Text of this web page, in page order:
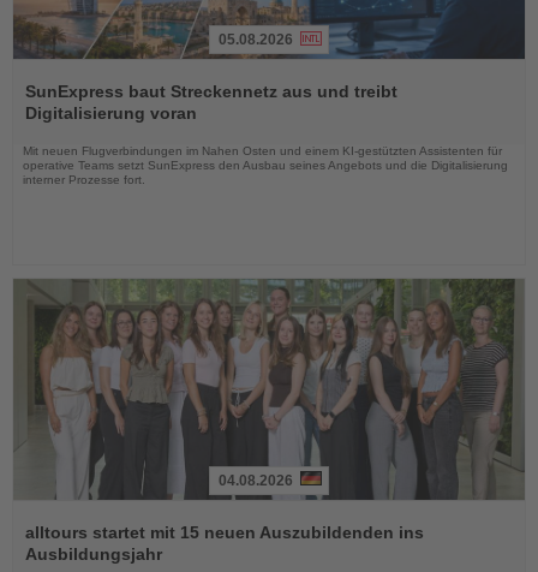
Sie
die
Nachrichten
05.08.2026
SunExpress baut Streckennetz aus und treibt
Digitalisierung voran
Mit neuen Flugverbindungen im Nahen Osten und einem KI-gestützten Assistenten für
operative Teams setzt SunExpress den Ausbau seines Angebots und die Digitalisierung
interner Prozesse fort.
Sie
die
04.08.2026
alltours startet mit 15 neuen Auszubildenden ins
Ausbildungsjahr